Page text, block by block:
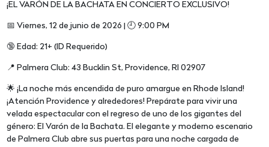
¡EL VARÓN DE LA BACHATA EN CONCIERTO EXCLUSIVO!
📅 Viernes, 12 de junio de 2026 | 🕘 9:00 PM
🔞 Edad: 21+ (ID Requerido)
📍 Palmera Club: 43 Bucklin St, Providence, RI 02907
🌟 ¡La noche más encendida de puro amargue en Rhode Island!
¡Atención Providence y alrededores! Prepárate para vivir una
velada espectacular con el regreso de uno de los gigantes del
género: El Varón de la Bachata. El elegante y moderno escenario
de Palmera Club abre sus puertas para una noche cargada de